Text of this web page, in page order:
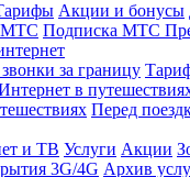
Акции и бонусы
МТС Подписка МТС
за границу
в
Перед
и ТВ Услуги Акции
3G/4G Архив